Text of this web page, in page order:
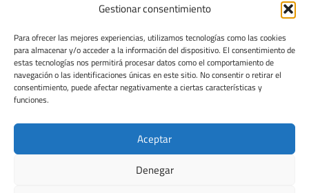
Gestionar consentimiento
Para ofrecer las mejores experiencias, utilizamos tecnologías como las cookies
para almacenar y/o acceder a la información del dispositivo. El consentimiento de
estas tecnologías nos permitirá procesar datos como el comportamiento de
navegación o las identificaciones únicas en este sitio. No consentir o retirar el
consentimiento, puede afectar negativamente a ciertas características y
funciones.
Aceptar
Denegar